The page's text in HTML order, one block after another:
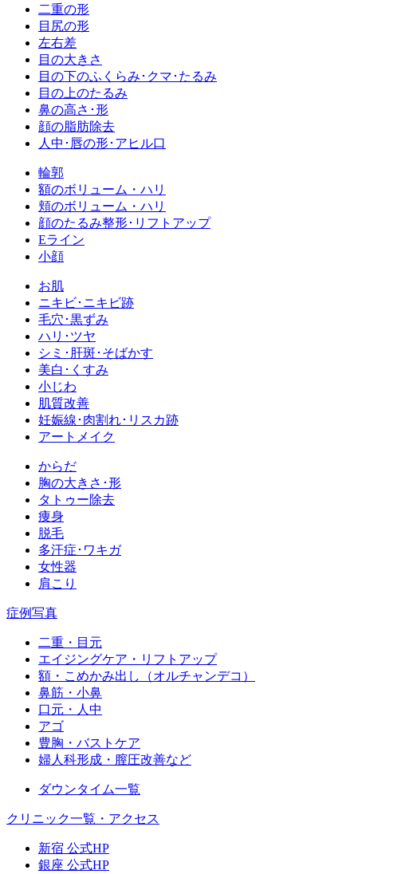
二重の形
目尻の形
左右差
目の大きさ
目の下のふくらみ･クマ･たるみ
目の上のたるみ
鼻の高さ･形
顔の脂肪除去
人中･唇の形･アヒル口
輪郭
額のボリューム・ハリ
頬のボリューム・ハリ
顔のたるみ整形･リフトアップ
Eライン
小顔
お肌
ニキビ･ニキビ跡
毛穴･黒ずみ
ハリ･ツヤ
シミ･肝斑･そばかす
美白･くすみ
小じわ
肌質改善
妊娠線･肉割れ･リスカ跡
アートメイク
からだ
胸の大きさ･形
タトゥー除去
痩身
脱毛
多汗症･ワキガ
女性器
肩こり
症例写真
二重・目元
エイジングケア・リフトアップ
額・こめかみ出し（オルチャンデコ）
鼻筋・小鼻
口元・人中
アゴ
豊胸・バストケア
婦人科形成・膣圧改善など
ダウンタイム一覧
クリニック一覧・アクセス
新宿 公式HP
銀座 公式HP